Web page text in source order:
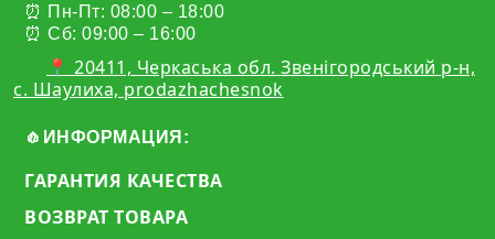
⏰ Пн-Пт: 08:00 – 18:00
⏰ Сб: 09:00 – 16:00
📍 20411, Черкаська обл. Звенігородський р-н,
с. Шаулиха, prodazhachesnok
🧄ИНФОРМАЦИЯ:
ГАРАНТИЯ КАЧЕСТВА
ВОЗВРАТ ТОВАРА